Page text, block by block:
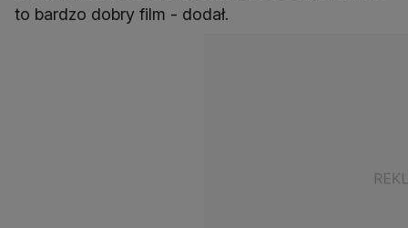
to bardzo dobry film - dodał.